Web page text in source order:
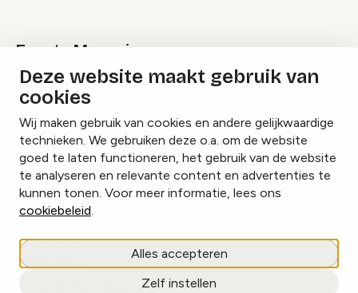
Deze website maakt gebruik van
cookies
Wij maken gebruik van cookies en andere gelijkwaardige
technieken. We gebruiken deze o.a. om de website
goed te laten functioneren, het gebruik van de website
te analyseren en relevante content en advertenties te
kunnen tonen. Voor meer informatie, lees ons
cookiebeleid.
Alles accepteren
Zelf instellen
Events Magazine
Ik ontvang graag Events Magazine
InstagramFacebookLinkedIn
Cookies beheren
Privacy policy
copyright © 2026 Events.nl